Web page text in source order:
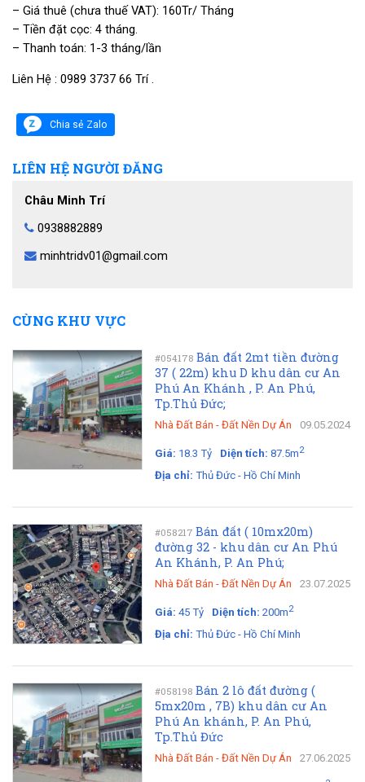
– Giá thuê (chưa thuế VAT): 160Tr/ Tháng
– Tiền đặt cọc: 4 tháng.
– Thanh toán: 1-3 tháng/lần
Liên Hệ : 0989 3737 66 Trí .
Chia sẻ Zalo
LIÊN HỆ NGƯỜI ĐĂNG
Châu Minh Trí
0938882889
minhtridv01@gmail.com
CÙNG KHU VỰC
#054178 Bán đất 2mt tiền đường
37 ( 22m) khu D khu dân cư An
Phú An Khánh , P. An Phú,
Tp.Thủ Đức;
Nhà Đất Bán - Đất Nền Dự Án 09.05.2024
Giá: 18.3 Tỷ Diện tích: 87.5m2
Địa chỉ: Thủ Đức - Hồ Chí Minh
#058217 Bán đất ( 10mx20m)
đường 32 - khu dân cư An Phú
An Khánh, P. An Phú;
Nhà Đất Bán - Đất Nền Dự Án 23.07.2025
Giá: 45 Tỷ Diện tích: 200m2
Địa chỉ: Thủ Đức - Hồ Chí Minh
#058198 Bán 2 lô đất đường (
5mx20m , 7B) khu dân cư An
Phú An khánh, P. An Phú,
Tp.Thủ Đức
Nhà Đất Bán - Đất Nền Dự Án 27.06.2025